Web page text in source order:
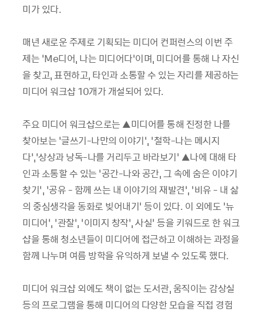
미가 있다.
매년 새로운 주제로 기획되는 미디어 컨퍼런스의 이번 주
제는 ‘Me디어, 나는 미디어다’이며, 미디어를 통해 나 자신
을 찾고, 표현하고, 타인과 소통할 수 있는 자리를 제공하는
미디어 워크샵 10개가 개설되어 있다.
주요 미디어 워크샵으로는 ▲미디어를 통해 진정한 나를
찾아보는 ‘글쓰기-나만의 이야기’, ‘철학-나는 메시지
다’,‘상상과 낭독-나를 거리두고 바라보기’ ▲나에 대해 타
인과 소통할 수 있는 ‘공간-나와 공간, 그 속에 숨은 이야기
찾기’, ‘공유 - 함께 쓰는 내 이야기의 재발견’, ’비유 - 내 삶
의 중심생각을 동화로 빚어내기’ 등이 있다. 이 외에도 ‘뉴
미디어’, ‘관찰’, ‘이미지 창작’, 사실’ 등을 키워드로 한 워크
샵을 통해 청소년들이 미디어에 접근하고 이해하는 과정을
함께 나누며 여름 방학을 유익하게 보낼 수 있도록 했다.
미디어 워크샵 외에도 책이 없는 도서관, 움직이는 감상실
등의 프로그램을 통해 미디어의 다양한 모습을 직접 경험